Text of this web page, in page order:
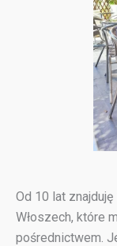
Od 10 lat
Włoszech, które
pośrednictwem.